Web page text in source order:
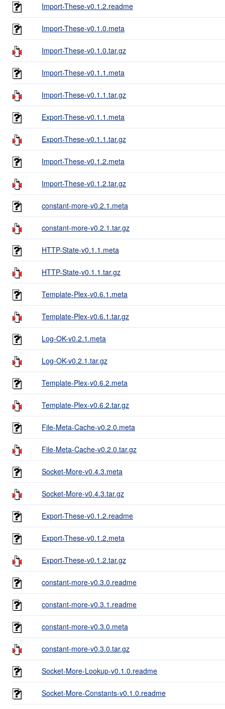
Import-These-v0.1.2.readme
Import-These-v0.1.0.meta
Import-These-v0.1.0.tar.gz
Import-These-v0.1.1.meta
Import-These-v0.1.1.tar.gz
Export-These-v0.1.1.meta
Export-These-v0.1.1.tar.gz
Import-These-v0.1.2.meta
Import-These-v0.1.2.tar.gz
constant-more-v0.2.1.meta
constant-more-v0.2.1.tar.gz
HTTP-State-v0.1.1.meta
HTTP-State-v0.1.1.tar.gz
Template-Plex-v0.6.1.meta
Template-Plex-v0.6.1.tar.gz
Log-OK-v0.2.1.meta
Log-OK-v0.2.1.tar.gz
Template-Plex-v0.6.2.meta
Template-Plex-v0.6.2.tar.gz
File-Meta-Cache-v0.2.0.meta
File-Meta-Cache-v0.2.0.tar.gz
Socket-More-v0.4.3.meta
Socket-More-v0.4.3.tar.gz
Export-These-v0.1.2.readme
Export-These-v0.1.2.meta
Export-These-v0.1.2.tar.gz
constant-more-v0.3.0.readme
constant-more-v0.3.1.readme
constant-more-v0.3.0.meta
constant-more-v0.3.0.tar.gz
Socket-More-Lookup-v0.1.0.readme
Socket-More-Constants-v0.1.0.readme